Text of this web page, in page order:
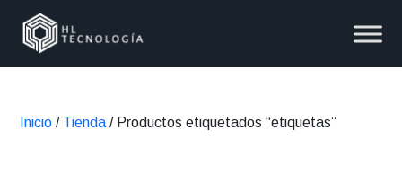
Inicio / Tienda / Productos etiquetados “etiquetas”